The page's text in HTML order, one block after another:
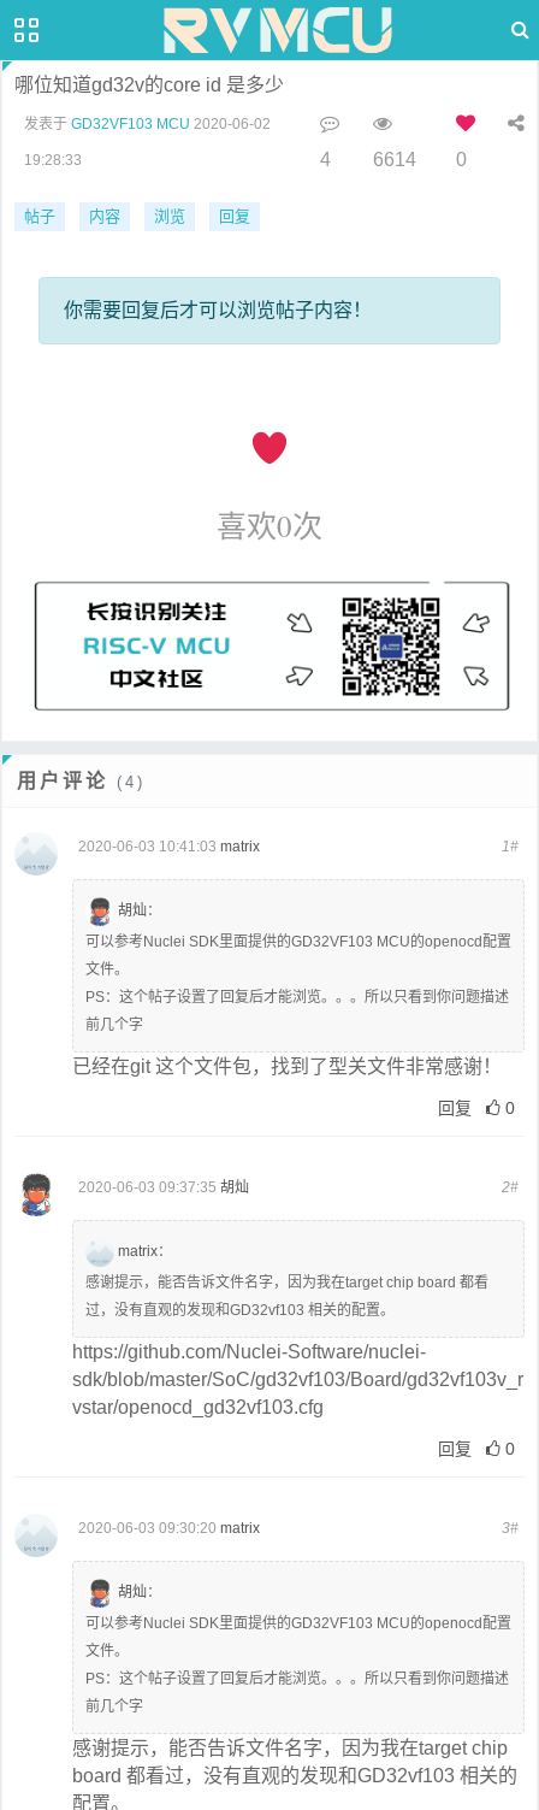
哪位知道gd32v的core id 是多少
发表于 GD32VF103 MCU 2020-06-02
19:28:33 4 6614 0
帖子 内容 浏览 回复
你需要回复后才可以浏览帖子内容！
喜欢0次
用户评论 (4)
2020-06-03 10:41:03 matrix 1#
胡灿 ：
可以参考Nuclei SDK里面提供的GD32VF103 MCU的openocd配置
文件。
PS：这个帖子设置了回复后才能浏览。。。所以只看到你问题描述
前几个字
已经在git 这个文件包，找到了型关文件非常感谢！
回复 0
2020-06-03 09:37:35 胡灿 2#
matrix：
感谢提示，能否告诉文件名字，因为我在target chip board 都看
过，没有直观的发现和GD32vf103 相关的配置。
https://github.com/Nuclei-Software/nuclei-
sdk/blob/master/SoC/gd32vf103/Board/gd32vf103v_r
vstar/openocd_gd32vf103.cfg
回复 0
2020-06-03 09:30:20 matrix 3#
胡灿 ：
可以参考Nuclei SDK里面提供的GD32VF103 MCU的openocd配置
文件。
PS：这个帖子设置了回复后才能浏览。。。所以只看到你问题描述
前几个字
感谢提示，能否告诉文件名字，因为我在target chip
board 都看过，没有直观的发现和GD32vf103 相关的
配置。